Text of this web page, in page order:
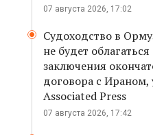
07 августа 2026, 17:02
Судоходство в
не будет
заключения
договора с Ираном,
Associated Press
07 августа 2026, 17:42